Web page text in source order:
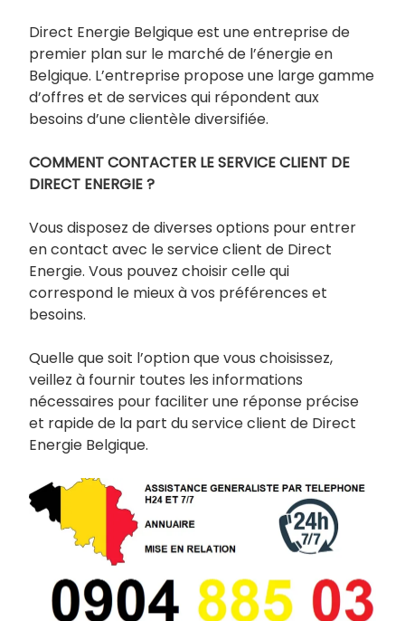
Direct Energie Belgique est une entreprise de
premier plan sur le marché de l’énergie en
Belgique. L’entreprise propose une large gamme
d’offres et de services qui répondent aux
besoins d’une clientèle diversifiée.
COMMENT CONTACTER LE SERVICE CLIENT DE
DIRECT ENERGIE ?
Vous disposez de diverses options pour entrer
en contact avec le service client de Direct
Energie. Vous pouvez choisir celle qui
correspond le mieux à vos préférences et
besoins.
Quelle que soit l’option que vous choisissez,
veillez à fournir toutes les informations
nécessaires pour faciliter une réponse précise
et rapide de la part du service client de Direct
Energie Belgique.